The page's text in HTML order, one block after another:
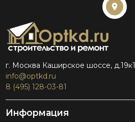
г. Москва Каширское шоссе, д.19к1
info@optkd.ru
8 (495) 128-03-81
Информация